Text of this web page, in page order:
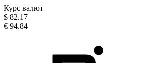
Курс валют
$ 82.17
€ 94.84